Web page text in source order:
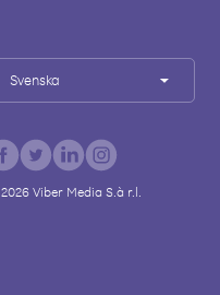
Svenska
2026Viber Media S.à r.l.